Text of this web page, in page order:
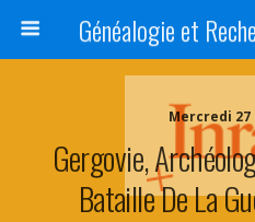
Mercredi 27
Gergovie,
Bataille De La